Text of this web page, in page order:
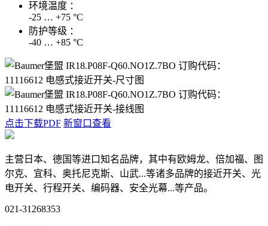
环境温度 ：
-25 … +75 °C
防护等级 ：
-40 … +85 °C
点击下载PDF 新窗口查看
主营日本、德国等进口知名品牌，其中有欧姆龙、倍加福、图
尔克、宜科、奥托尼克斯、山武...等诸多品牌的接近开关、光
电开关、行程开关、编码器、安全光幕...等产品。
021-31268353